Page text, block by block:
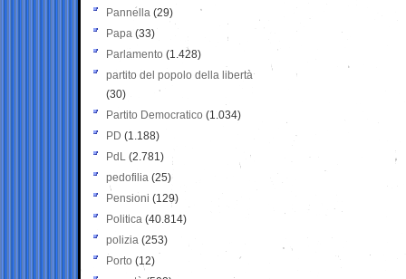
Pannella (29)
Papa (33)
Parlamento (1.428)
partito del popolo della libertà
(30)
Partito Democratico (1.034)
PD (1.188)
PdL (2.781)
pedofilia (25)
Pensioni (129)
Politica (40.814)
polizia (253)
Porto (12)